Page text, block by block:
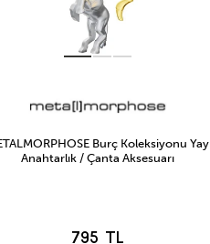
Burç Koleksiyonu Yay
Anahtarlık / Çanta Aksesuarı
795 TL